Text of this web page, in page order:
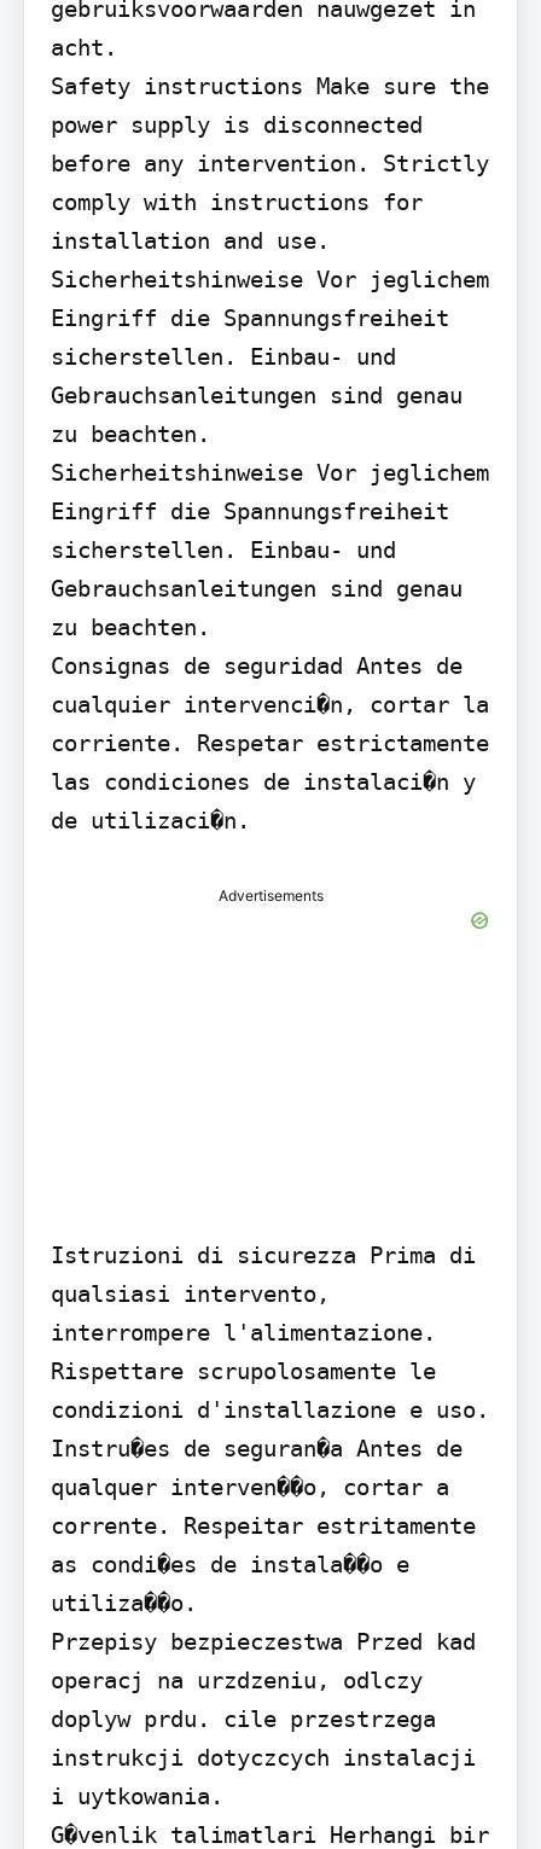
gebruiksvoorwaarden nauwgezet in
acht.
Safety instructions Make sure the
power supply is disconnected
before any intervention. Strictly
comply with instructions for
installation and use.
Sicherheitshinweise Vor jeglichem
Eingriff die Spannungsfreiheit
sicherstellen. Einbau- und
Gebrauchsanleitungen sind genau
zu beachten.
Sicherheitshinweise Vor jeglichem
Eingriff die Spannungsfreiheit
sicherstellen. Einbau- und
Gebrauchsanleitungen sind genau
zu beachten.
Consignas de seguridad Antes de
cualquier intervenci�n, cortar la
corriente. Respetar estrictamente
las condiciones de instalaci�n y
de utilizaci�n.
Advertisements
Istruzioni di sicurezza Prima di
qualsiasi intervento,
interrompere l'alimentazione.
Rispettare scrupolosamente le
condizioni d'installazione e uso.
Instru�es de seguran�a Antes de
qualquer interven��o, cortar a
corrente. Respeitar estritamente
as condi�es de instala��o e
utiliza��o.
Przepisy bezpieczestwa Przed kad
operacj na urzdzeniu, odlczy
doplyw prdu. cile przestrzega
instrukcji dotyczcych instalacji
i uytkowania.
G�venlik talimatlari Herhangi bir